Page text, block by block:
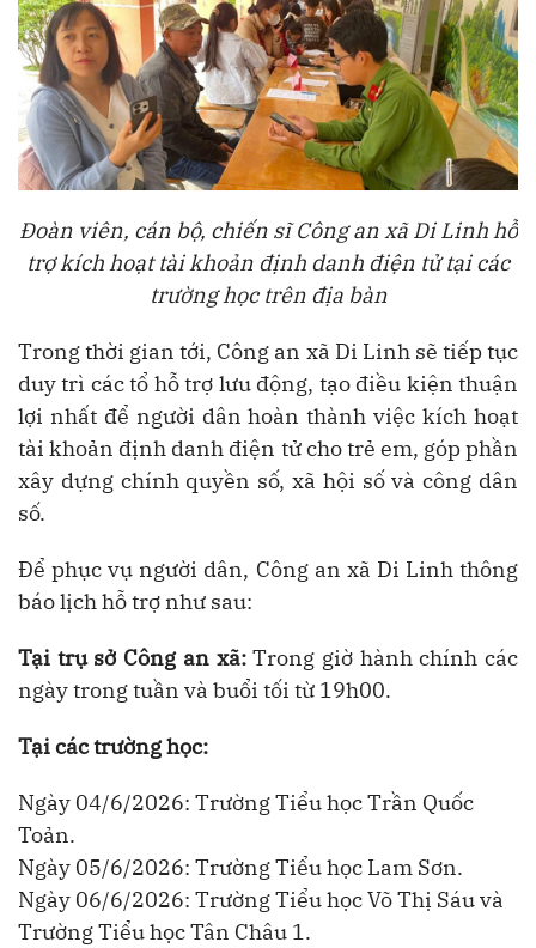
Đoàn viên, cán bộ, chiến sĩ Công an xã Di Linh hỗ
trợ kích hoạt tài khoản định danh điện tử tại các
trường học trên địa bàn
Trong thời gian tới, Công an xã Di Linh sẽ tiếp tục
duy trì các tổ hỗ trợ lưu động, tạo điều kiện thuận
lợi nhất để người dân hoàn thành việc kích hoạt
tài khoản định danh điện tử cho trẻ em, góp phần
xây dựng chính quyền số, xã hội số và công dân
số.
Để phục vụ người dân, Công an xã Di Linh thông
báo lịch hỗ trợ như sau:
Tại trụ sở Công an xã:Trong giờ hành chính các
ngày trong tuần và buổi tối từ 19h00.
Tại các trường học:
Ngày 04/6/2026: Trường Tiểu học Trần Quốc
Toản.
Ngày 05/6/2026: Trường Tiểu học Lam Sơn.
Ngày 06/6/2026: Trường Tiểu học Võ Thị Sáu và
Trường Tiểu học Tân Châu 1.